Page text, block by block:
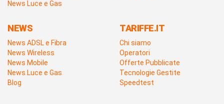
News Luce e Gas
NEWS
News ADSL e Fibra
News Wireless
News Mobile
News Luce e Gas
Blog
TARIFFE.IT
Chi siamo
Operatori
Offerte Pubblicate
Tecnologie Gestite
Speedtest